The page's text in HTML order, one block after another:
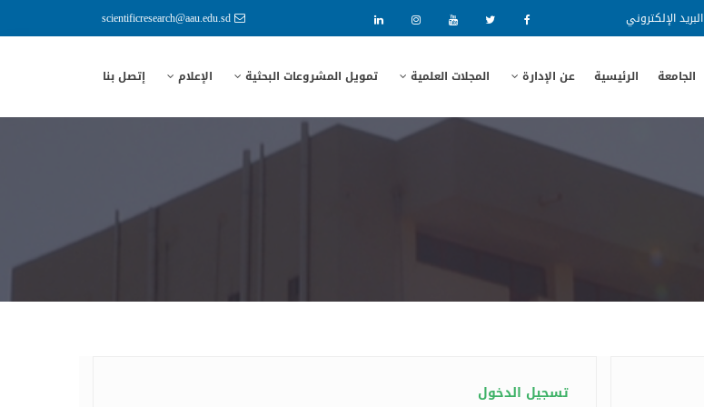
البريد الإلكتروني scientificresearch@aau.edu.sd
الجامعة الرئيسية عن الإدارة المجلات العلمية تمويل المشروعات البحثية الإعلام إتصل بنا
تسجيل الدخول